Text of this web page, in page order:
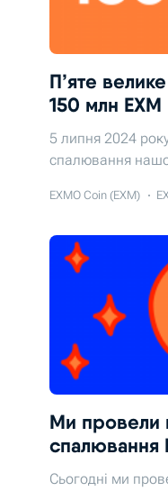
П’яте
150 млн EXM
5 липня 2024
спалювання
EXMO Coin (EXM)
Ми провели
спалювання
Сьогодні ми